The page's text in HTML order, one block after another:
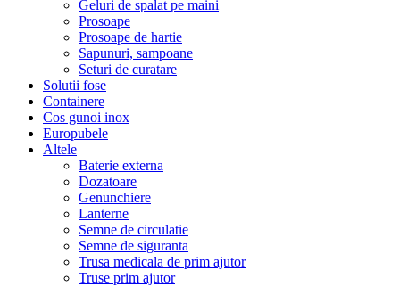
Geluri de spalat pe maini
Prosoape
Prosoape de hartie
Sapunuri, sampoane
Seturi de curatare
Solutii fose
Containere
Cos gunoi inox
Europubele
Altele
Baterie externa
Dozatoare
Genunchiere
Lanterne
Semne de circulatie
Semne de siguranta
Trusa medicala de prim ajutor
Truse prim ajutor